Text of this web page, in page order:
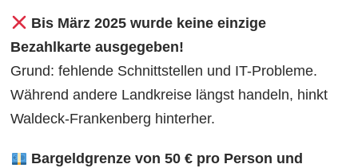
Bis März 2025 wurde keine einzige
Bezahlkarte ausgegeben!
Grund: fehlende Schnittstellen und IT-Probleme.
Während andere Landkreise längst handeln, hinkt
Waldeck-Frankenberg hinterher.
Bargeldgrenze von 50 € pro Person und